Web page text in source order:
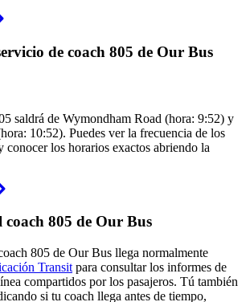
de coach 805 de Our Bus
saldrá de Wymondham Road (hora: 9:52) y
10:52). Puedes ver la frecuencia de los
conocer los horarios exactos abriendo la
805 de Our Bus
805 de Our Bus llega normalmente
Transit para consultar los informes de
compartidos por los pasajeros. Tú también
si tu coach llega antes de tiempo,